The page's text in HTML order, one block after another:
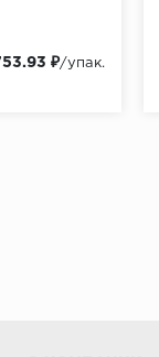
₽/упак.